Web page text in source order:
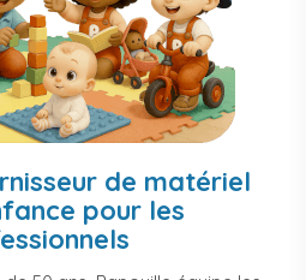
de matériel
pour les